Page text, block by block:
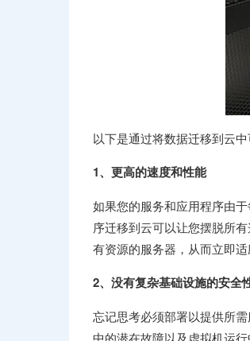
以下是通过将数据迁移到云
1、更高的速度和性能
如果您的服务和应用程序由
序迁移到云可以让您摆脱所
有资源的服务器，从而立即
2、没有复杂基础设施的安全
忘记思考必须部署以提供所